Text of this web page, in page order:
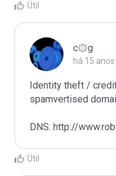
Útil
c۞g
há 15 anos
Identity theft /
spamvertised
DNS: http://
Útil